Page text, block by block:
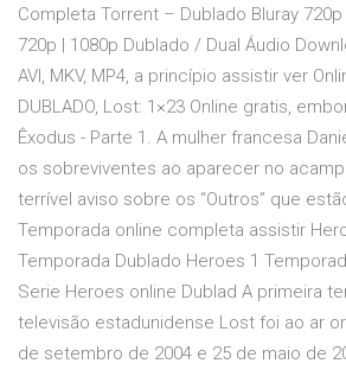
Completa Torrent – Dublado Bluray 720p
720p | 1080p Dublado / Dual Áudio
AVI, MKV, MP4, a princípio assistir ver
DUBLADO, Lost: 1×23 Online gratis,
Êxodus - Parte 1. A mulher francesa
os sobreviventes ao aparecer no
terrível aviso sobre os “Outros” que
Temporada online completa assistir
Temporada Dublado Heroes 1
Serie Heroes online Dublad A primeira
televisão estadunidense Lost foi ao ar
de setembro de 2004 e 25 de maio de